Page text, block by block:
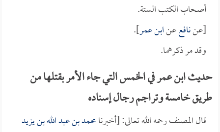
أصحاب الكتب الستة.
[عننافععنابن عمر].
وقد مر ذكرهما.
حديث ابن عمر في الخمس التي جاء الأمر بقتلها من
طريق خامسة وتراجم رجال إسناده
قال المصنف رحمه الله تعالى: [أخبرنامحمد بن عبد الله بن يزيد